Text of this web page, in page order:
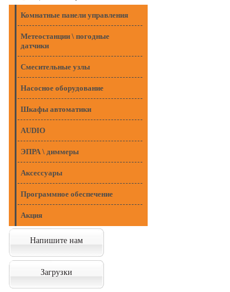
Комнатные панели управления
Метеостанции \ погодные
датчики
Смесительные узлы
Насосное оборудование
Шкафы автоматики
AUDIO
ЭПРА \ диммеры
Аксессуары
Программное обеспечение
Акция
Напишите нам
Загрузки